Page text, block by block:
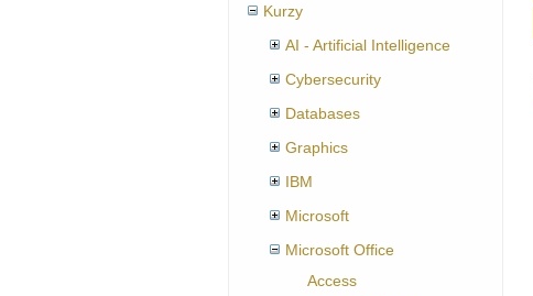
Kurzy
AI - Artificial Intelligence
Cybersecurity
Databases
Graphics
IBM
Microsoft
Microsoft Office
Access